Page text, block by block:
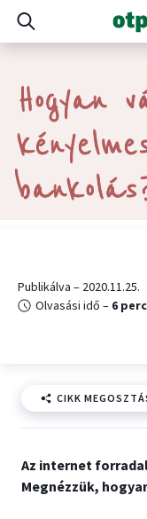
Hogyan
Publikálva – 2020.11.25.
Olvasási idő – 6 perc
CIKK
Az internet
Megnézzük,